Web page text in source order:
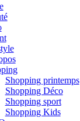
Shopping printemps
Shopping Déco
Shopping sport
Shopping Kids